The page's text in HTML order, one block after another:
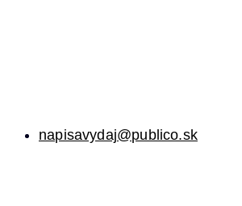
napisavydaj@publico.sk